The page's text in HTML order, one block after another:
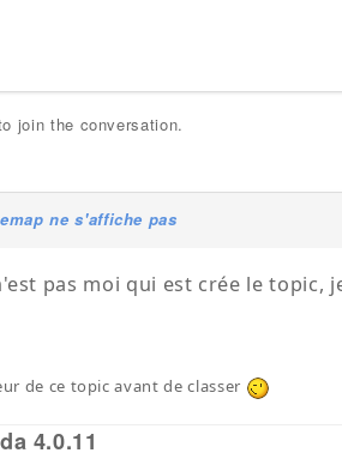
join the conversation.
ne s'affiche pas
pas moi qui est crée le topic,
de ce topic avant de classer
4.0.11